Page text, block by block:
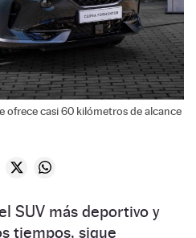
ofrece casi 60 kilómetros de alcance
SUV más deportivo y
tiempos, sigue